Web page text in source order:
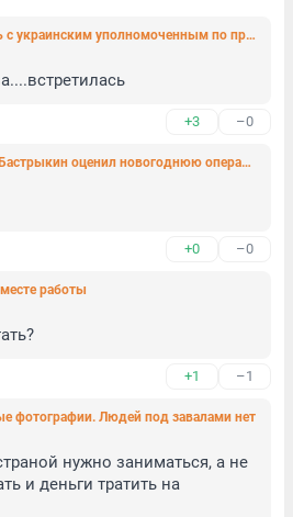
Москалькова встретилась с украинским уполномоченным по правам человека
+3 –0
Кто в Петербурге хозяин. Бастрыкин оценил новогоднюю операцию Плугина по мигрантам на Дворцовой
+0 –0
работы
+1 –1
фотографии. Людей под завалами нет
нужно заниматься, а не
и деньги тратить на